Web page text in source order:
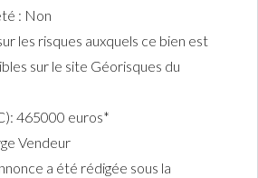
: Non
les risques auxquels ce bien est
sur le site Géorisques du
465000 euros*
Vendeur
a été rédigée sous la